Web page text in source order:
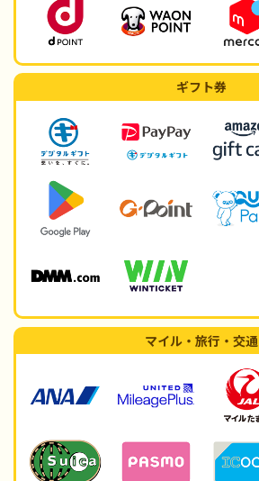
ギフト券
マイル・旅行・交通